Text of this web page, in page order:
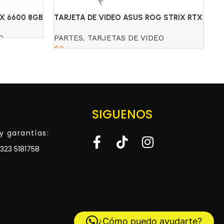
6600 8GB
TARJETA DE VIDEO ASUS ROG STRIX RTX
PARTES, TARJETAS DE VIDEO
$0
garantías:
323 5181758
SIGUENOS
¿Cómo puedo ayudarte?